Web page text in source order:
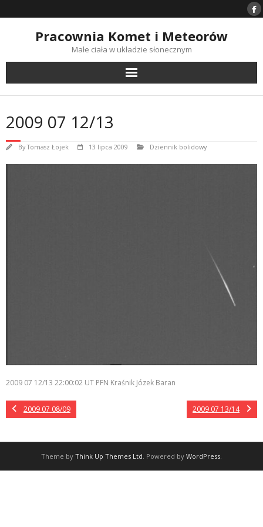
to
Pracownia Komet i Meteorów
Małe ciała w układzie słonecznym
2009 07 12/13
ByTomasz Łojek 13 lipca 2009 Dziennik bolidowy
2009 07 12/13 22:00:02 UT PFN Kraśnik Józek Baran
2009 07 08/09 2009 07 13/14
Theme by Think Up Themes Ltd. Powered by WordPress.